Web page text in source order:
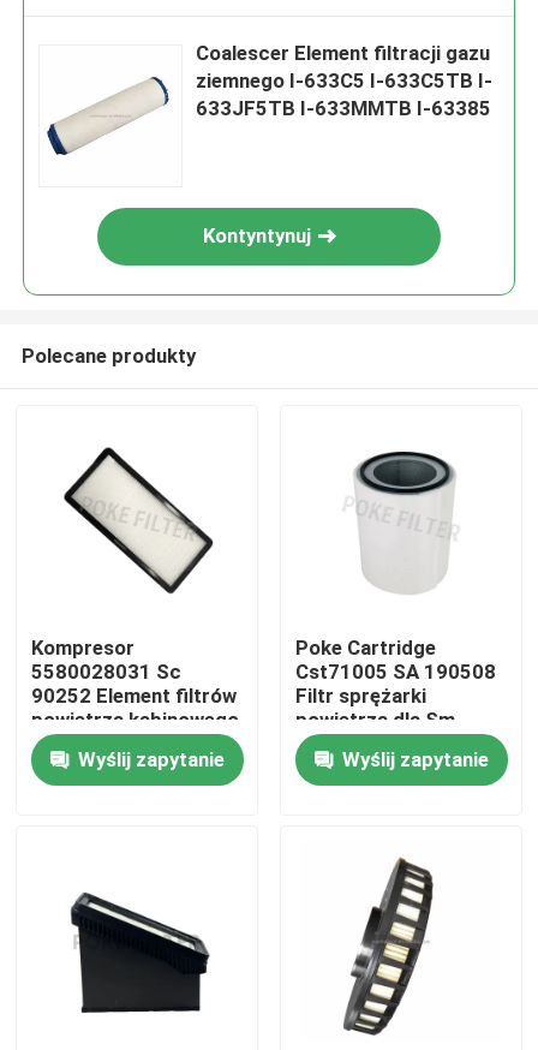
O nas
Łączność
Filmy
Element filtra hydraulicznego
Coalescer Element filtracji gazu
ziemnego I-633C5 I-633C5TB I-
633JF5TB I-633MMTB I-63385
Kontyntynuj
Polecane produkty
Kompresor
5580028031 Sc
90252 Element filtrów
powietrza kabinowego
Wyślij zapytanie
Poke Cartridge
Cst71005 SA 190508
Filtr sprężarki
powietrza dla Sm
4000
Wyślij zapytanie